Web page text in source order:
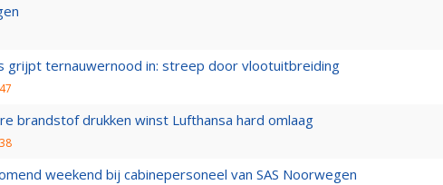
grijpt ternauwernood in: streep door vlootuitbreiding
brandstof drukken winst Lufthansa hard omlaag
weekend bij cabinepersoneel van SAS Noorwegen